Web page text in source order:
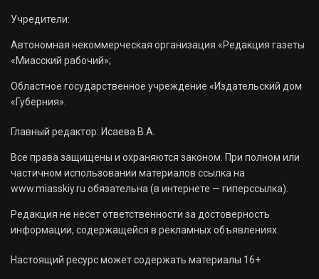
Учредители:
Автономная некоммерческая организация «Редакция газеты
«Миасский рабочий»;
Областное государственное учреждение «Издательский дом
«Губерния».
Главный редактор: Исаева В.А.
Все права защищены и охраняются законом. При полном или
частичном использовании материалов ссылка на
www.miasskiy.ru обязательна (в интернете — гиперссылка).
Редакция не несет ответственности за достоверность
информации, содержащейся в рекламных объявлениях.
Настоящий ресурс может содержать материалы 16+